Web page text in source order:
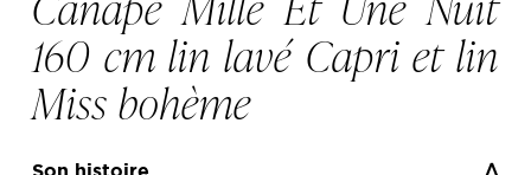
160 cm lin lavé Capri et lin
Miss bohème